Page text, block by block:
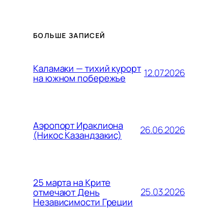
БОЛЬШЕ ЗАПИСЕЙ
Каламаки — тихий курорт
на южном побережье 12.07.2026
Аэропорт Ираклиона
(Никос Казандзакис) 26.06.2026
25 марта на Крите
отмечают День
Независимости Греции
25.03.2026